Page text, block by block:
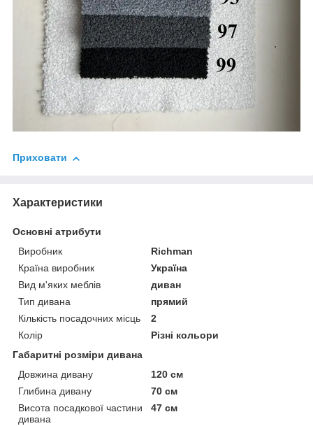
Приховати
Характеристики
Основні атрибути
Виробник
Richman
Країна виробник
Україна
Вид м'яких меблів
диван
Тип дивана
прямий
Кількість посадочних місць
2
Колір
Різні кольори
Габаритні розміри дивана
Довжина дивану
120 см
Глибина дивану
70 см
Висота посадкової частини
дивана
47 см